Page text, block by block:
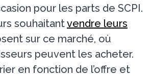
pour les parts de SCPI.
souhaitantvendre leurs
sur ce marché, où
peuvent les acheter.
en fonction de l’offre et